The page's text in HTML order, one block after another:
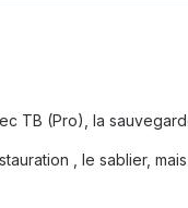
TB (Pro), la
, le sablier,